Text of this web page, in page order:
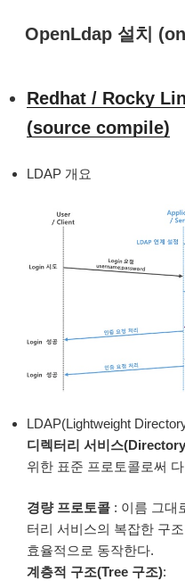
OpenLdap 설치
Redhat / Rocky
(source compile)
LDAP 개요
LDAP(Lightweight
디렉터리 서비스
위한 표준 프로토콜로써
경량 프로토콜 : 이름 그대
터리 서비스의 복잡한 구
효율적으로 동작한다.
계층적 구조(Tree 구조):